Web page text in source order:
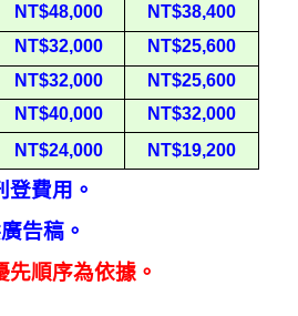
NT$48,000
NT$38,400
NT$32,000
NT$25,600
NT$32,000
NT$25,600
NT$40,000
NT$32,000
NT$24,000 NT$19,200
費用。
告稿。
順序為依據。